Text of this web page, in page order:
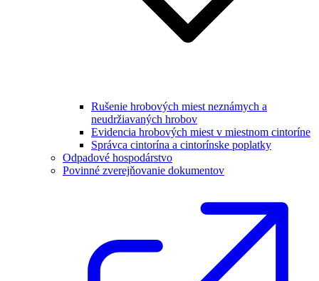
Rušenie hrobových miest neznámych a
neudržiavaných hrobov
Evidencia hrobových miest v miestnom cintoríne
Správca cintorína a cintorínske poplatky
Odpadové hospodárstvo
Povinné zverejňovanie dokumentov